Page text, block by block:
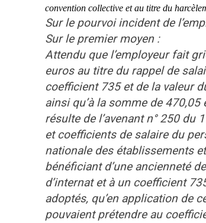
convention collective et au titre du
Sur le pourvoi incident de
Sur le premier moyen :
Attendu que l’employeur fait
euros au titre du rappel de
coefficient 735 et de la valeur
ainsi qu’à la somme de
résulte de l’avenant n° 250
et coefficients de salaire du
nationale des établissements
bénéficiant d’une ancienneté
d’internat et à un coefficient
adoptés, qu’en application de
pouvaient prétendre au